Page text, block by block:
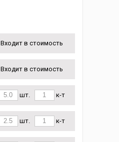
Входит в стоимость
Входит в стоимость
шт. к-т
шт. к-т